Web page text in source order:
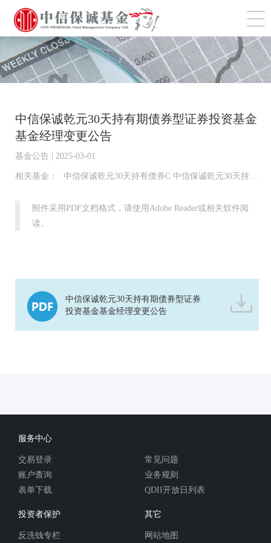
切
中信保诚乾元30天持有期债券型证券投资基金
基金经理变更公告
基金公告 | 2025-03-01
相关基金： 中信保诚乾元30天持有债券C 中信保诚乾元30天持有债券A
附件采用PDF文档格式，请使用Adobe Reader或相关软件阅
读。
中信保诚乾元30天持有期债券型证券
投资基金基金经理变更公告
服务中心
交易登录
账户查询
表单下载
常见问题
业务规则
QDII开放日列表
投资者保护
反洗钱专栏
其它
网站地图